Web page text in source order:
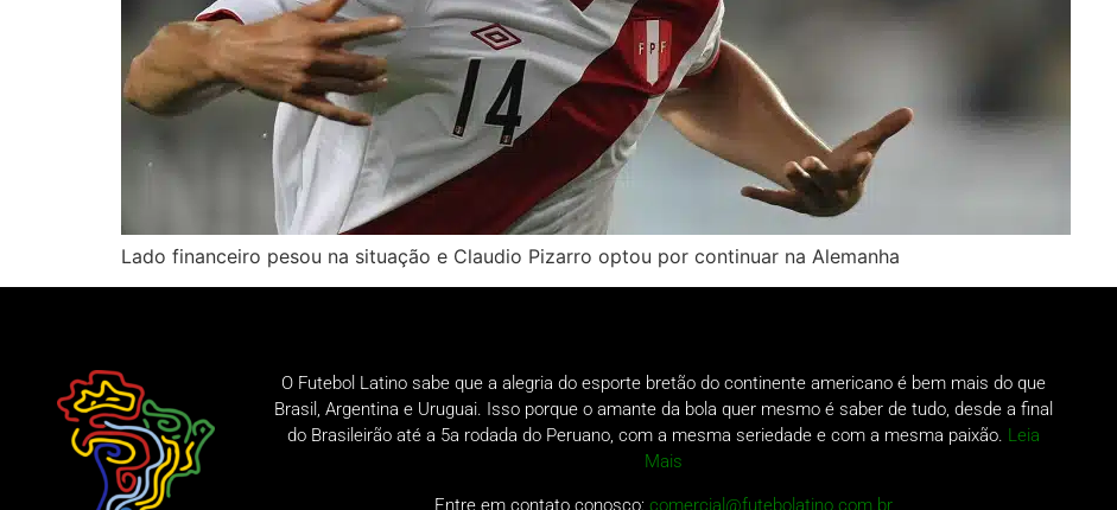
Lado financeiro pesou na situação e Claudio Pizarro optou por continuar na Alemanha
O Futebol Latino sabe que a alegria do esporte bretão do continente americano é bem mais do que
Brasil, Argentina e Uruguai. Isso porque o amante da bola quer mesmo é saber de tudo, desde a final
do Brasileirão até a 5a rodada do Peruano, com a mesma seriedade e com a mesma paixão. Leia
Mais
Entre em contato conosco:comercial@futebolatino.com.br